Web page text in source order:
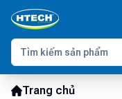
Trang chủ